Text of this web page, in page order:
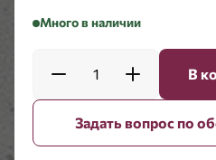
Много в наличии
1 В
Задать вопрос по